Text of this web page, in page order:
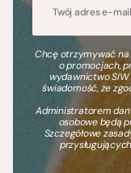
Chcę otrzymywać
o promocjach,
wydawnictwo SIW
świadomość, że
Administratorem
osobowe będą
Szczegółowe